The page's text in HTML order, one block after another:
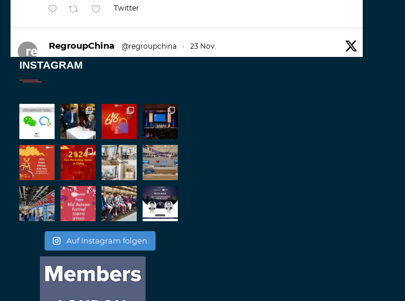
Twitter
RegroupChina @regroupchina · 23 Nov.
Great to be at
RegroupChina @regroupchina
Great to catch up with our colleague and friend, Mr Daniel
Batemam discussing new opportunities in China. A pleasure as always.
#rethinkchina
2 2 Twitter
RegroupChina Retweetet
Regroup Media @regroupmedia
Great to be at the Transport and Logistics Expo in Antwerp today.
Great to catch up with friends and partners.
INSTAGRAM
Auf Instagram folgen